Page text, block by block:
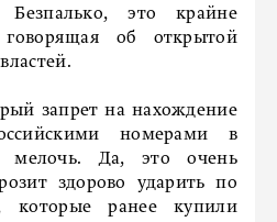
Безпалько, это крайне
об открытой
запрет на нахождение
номерами в
Да, это очень
здорово ударить по
которые ранее купили